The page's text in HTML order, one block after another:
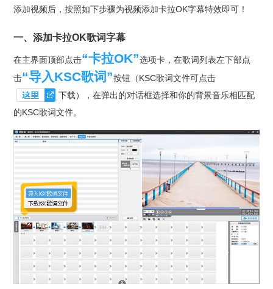
添加视频后，按照如下步骤为视频添加卡拉OK字幕特效即可！
一、添加卡拉OK歌词字幕
在主界面顶部点击“卡拉OK”选项卡，在歌词列表左下部点
击“导入KSC歌词”按钮（KSC歌词文件可点击
下载），在弹出的对话框选择和你的背景音乐相匹配
的KSC歌词文件。